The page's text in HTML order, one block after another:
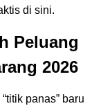
di sini.
Peluang
2026
panas” baru